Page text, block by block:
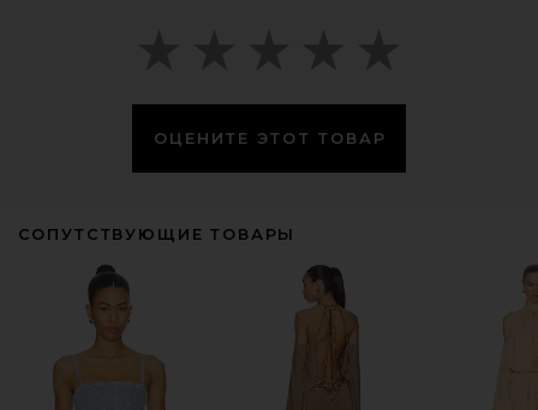
ОЦЕНИТЕ ЭТОТ ТОВАР
СОПУТСТВУЮЩИЕ ТОВАРЫ